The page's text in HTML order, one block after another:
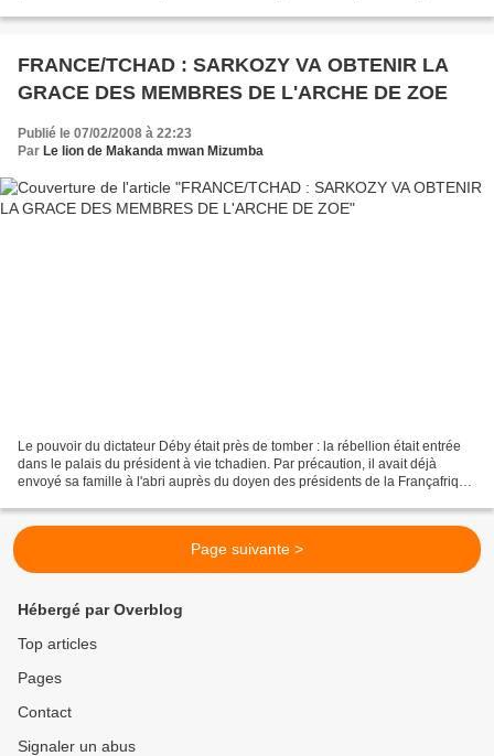
FRANCE/TCHAD : SARKOZY VA OBTENIR LA
GRACE DES MEMBRES DE L'ARCHE DE ZOE
Publié le 07/02/2008 à 22:23
Par Le lion de Makanda mwan Mizumba
Le pouvoir du dictateur Déby était près de tomber : la rébellion était entrée
dans le palais du président à vie tchadien. Par précaution, il avait déjà
envoyé sa famille à l'abri auprès du doyen des présidents de la Françafrique
Page suivante >
Hébergé par Overblog
Top articles
Pages
Contact
Signaler un abus